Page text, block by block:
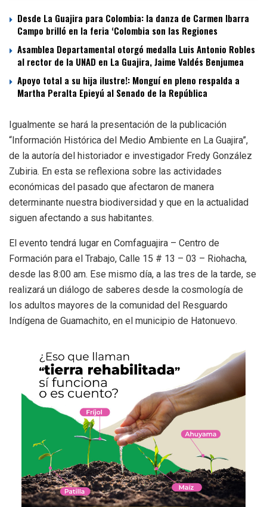
Desde La Guajira para Colombia: la danza de Carmen Ibarra
Campo brilló en la feria ‘Colombia son las Regiones
Asamblea Departamental otorgó medalla Luis Antonio Robles
al rector de la UNAD en La Guajira, Jaime Valdés Benjumea
Apoyo total a su hija ilustre!: Monguí en pleno respalda a
Martha Peralta Epieyú al Senado de la República
Igualmente se hará la presentación de la publicación
“Información Histórica del Medio Ambiente en La Guajira”,
de la autoría del historiador e investigador Fredy González
Zubiria. En esta se reflexiona sobre las actividades
económicas del pasado que afectaron de manera
determinante nuestra biodiversidad y que en la actualidad
siguen afectando a sus habitantes.
El evento tendrá lugar en Comfaguajira – Centro de
Formación para el Trabajo, Calle 15 # 13 – 03 – Riohacha,
desde las 8:00 am. Ese mismo día, a las tres de la tarde, se
realizará un diálogo de saberes desde la cosmología de
los adultos mayores de la comunidad del Resguardo
Indígena de Guamachito, en el municipio de Hatonuevo.